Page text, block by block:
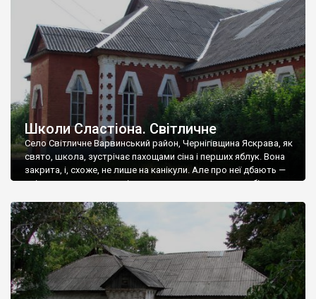
оригінальним дерев`яним фронтоном. В жодній іншій
земській школі такого не побачите. Текст та фото Андрія […]
Школи Сластіона. Світличне
Село Світличне Варвинський район, Чернігівщина Яскрава, як
свято, школа, зустрічає пахощами сіна і перших яблук. Вона
закрита, і, схоже, не лише на канікули. Але про неї дбають —
зрізають навколо старі дерева, викошують на садибі траву,
Великдень. Головне того Великодня дочекатися… Текст та
фото Андрія […]